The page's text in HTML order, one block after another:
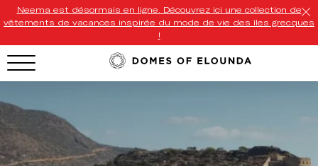
Neema est désormais en ligne. Découvrez ici une collection de
vêtements de vacances inspirée du mode de vie des îles grecques
!
HOTEL MENU
Domes Homepage
Our Resorts